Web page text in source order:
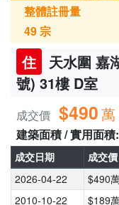
整體註冊量
49宗
住
天水圍 嘉
號) 31樓 D室
成交價 $490萬
建築面積 / 實用面積:
成交日期 成交價
2026-04-22
$490
2010-10-22
$189